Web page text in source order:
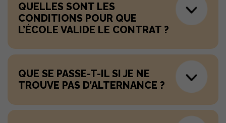
QUELLES SONT LES
CONDITIONS POUR QUE
L’ÉCOLE VALIDE LE CONTRAT ?
QUE SE PASSE-T-IL SI JE NE
TROUVE PAS D’ALTERNANCE ?